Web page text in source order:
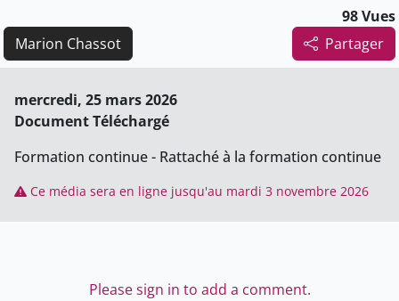
98 Vues
Partager
Marion Chassot
mercredi, 25 mars 2026
Document Téléchargé
Formation continue - Rattaché à la formation continue
Ce média sera en ligne jusqu'au mardi 3 novembre 2026
Please sign in to add a comment.